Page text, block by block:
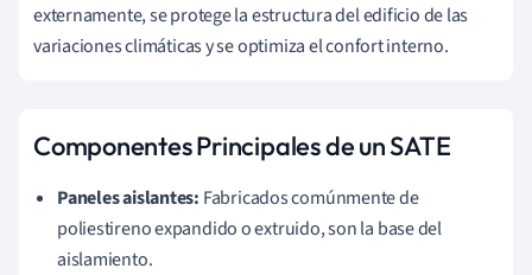
externamente, se protege la estructura del edificio de las
variaciones climáticas y se optimiza el confort interno.
Componentes Principales de un SATE
Paneles aislantes: Fabricados comúnmente de
poliestireno expandido o extruido, son la base del
aislamiento.